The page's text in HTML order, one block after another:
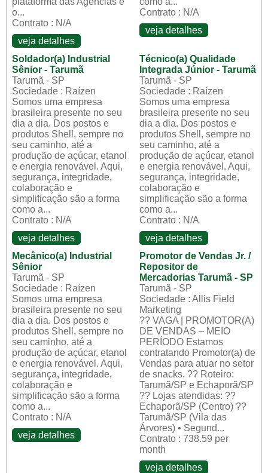
o...
Contrato : N/A
veja detalhes
Contrato : N/A
veja detalhes
Soldador(a) Industrial
Sênior - Tarumã
Tarumã - SP
Sociedade : Raízen
Somos uma empresa
brasileira presente no seu
dia a dia. Dos postos e
produtos Shell, sempre no
seu caminho, até a
produção de açúcar, etanol
e energia renovável. Aqui,
segurança, integridade,
colaboração e
simplificação são a forma
como a...
Contrato : N/A
veja detalhes
Técnico(a) Qualidade
Integrada Júnior - Tarumã
Tarumã - SP
Sociedade : Raízen
Somos uma empresa
brasileira presente no seu
dia a dia. Dos postos e
produtos Shell, sempre no
seu caminho, até a
produção de açúcar, etanol
e energia renovável. Aqui,
segurança, integridade,
colaboração e
simplificação são a forma
como a...
Contrato : N/A
veja detalhes
Mecânico(a) Industrial
Sênior
Tarumã - SP
Sociedade : Raízen
Somos uma empresa
brasileira presente no seu
dia a dia. Dos postos e
produtos Shell, sempre no
seu caminho, até a
produção de açúcar, etanol
e energia renovável. Aqui,
segurança, integridade,
colaboração e
simplificação são a forma
como a...
Contrato : N/A
veja detalhes
Promotor de Vendas Jr. /
Repositor de
Mercadorias Tarumã - SP
Tarumã - SP
Sociedade : Allis Field
Marketing
?? VAGA | PROMOTOR(A)
DE VENDAS – MEIO
PERÍODO Estamos
contratando Promotor(a) de
Vendas para atuar no setor
de snacks. ?? Roteiro:
Tarumã/SP e Echaporã/SP
?? Lojas atendidas: ??
Echaporã/SP (Centro) ??
Tarumã/SP (Vila das
Árvores) • Segund...
Contrato : 738.59 per
month
veja detalhes